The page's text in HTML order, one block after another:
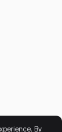
By